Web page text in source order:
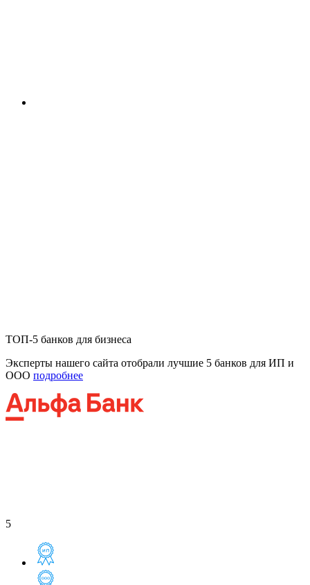
ТОП-5 банков для бизнеса
Эксперты нашего сайта отобрали лучшие 5 банков для ИП и
ООО подробнее
5